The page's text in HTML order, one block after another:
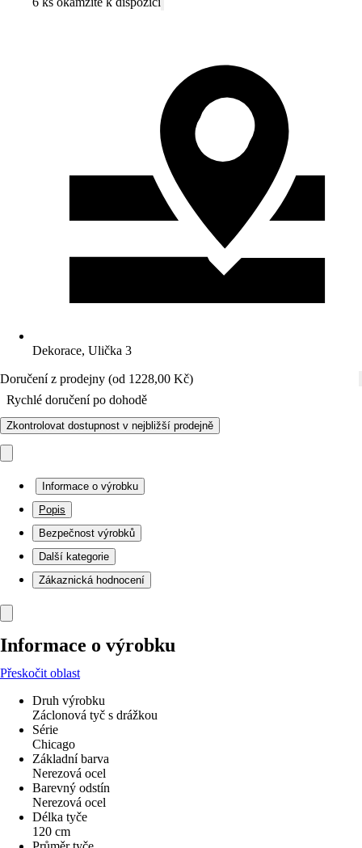
Dekorace, Ulička 3
Doručení z prodejny (od 1228,00 Kč)
Rychlé doručení po dohodě
Zkontrolovat dostupnost v nejbližší prodejně
Informace o výrobku
Popis
Bezpečnost výrobků
Další kategorie
Zákaznická hodnocení
Informace o výrobku
Přeskočit oblast
Druh výrobku
Záclonová tyč s drážkou
Série
Chicago
Základní barva
Nerezová ocel
Barevný odstín
Nerezová ocel
Délka tyče
120 cm